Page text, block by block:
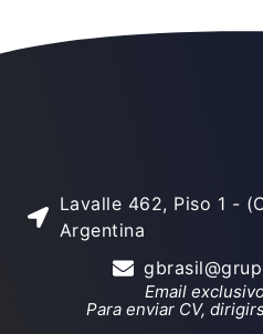
Lavalle 462, Piso 1 -
Argentina
Email
Para enviar CV,